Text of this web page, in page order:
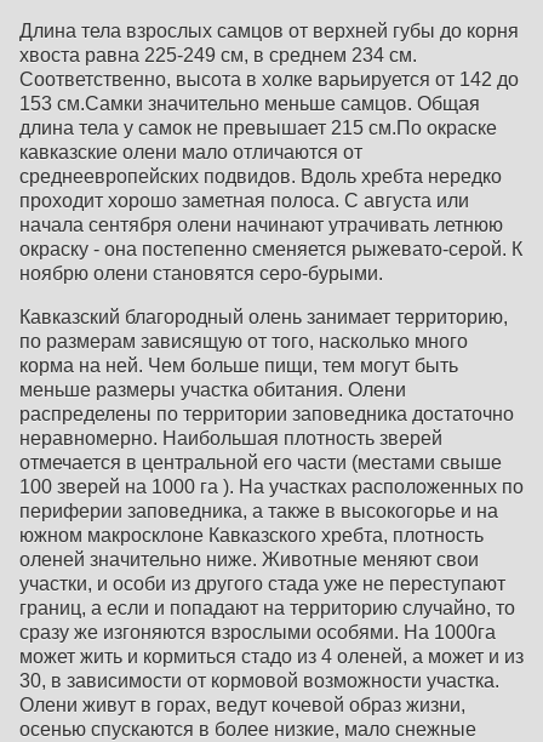
Длина тела взрослых самцов от верхней губы до корня
хвоста равна 225-249 см, в среднем 234 см.
Соответственно, высота в холке варьируется от 142 до
153 см.Самки значительно меньше самцов. Общая
длина тела у самок не превышает 215 см.По окраске
кавказские олени мало отличаются от
среднеевропейских подвидов. Вдоль хребта нередко
проходит хорошо заметная полоса. С августа или
начала сентября олени начинают утрачивать летнюю
окраску - она постепенно сменяется рыжевато-серой. К
ноябрю олени становятся серо-бурыми.
Кавказский благородный олень занимает территорию,
по размерам зависящую от того, насколько много
корма на ней. Чем больше пищи, тем могут быть
меньше размеры участка обитания. Олени
распределены по территории заповедника достаточно
неравномерно. Наибольшая плотность зверей
отмечается в центральной его части (местами свыше
100 зверей на 1000 га ). На участках расположенных по
периферии заповедника, а также в высокогорье и на
южном макросклоне Кавказского хребта, плотность
оленей значительно ниже. Животные меняют свои
участки, и особи из другого стада уже не переступают
границ, а если и попадают на территорию случайно, то
сразу же изгоняются взрослыми особями. На 1000га
может жить и кормиться стадо из 4 оленей, а может и из
30, в зависимости от кормовой возможности участка.
Олени живут в горах, ведут кочевой образ жизни,
осенью спускаются в более низкие, мало снежные